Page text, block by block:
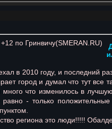
в 2010 году, и последний
город и думал что тут все
что изменилось в
- только
региона это люди!!!!!